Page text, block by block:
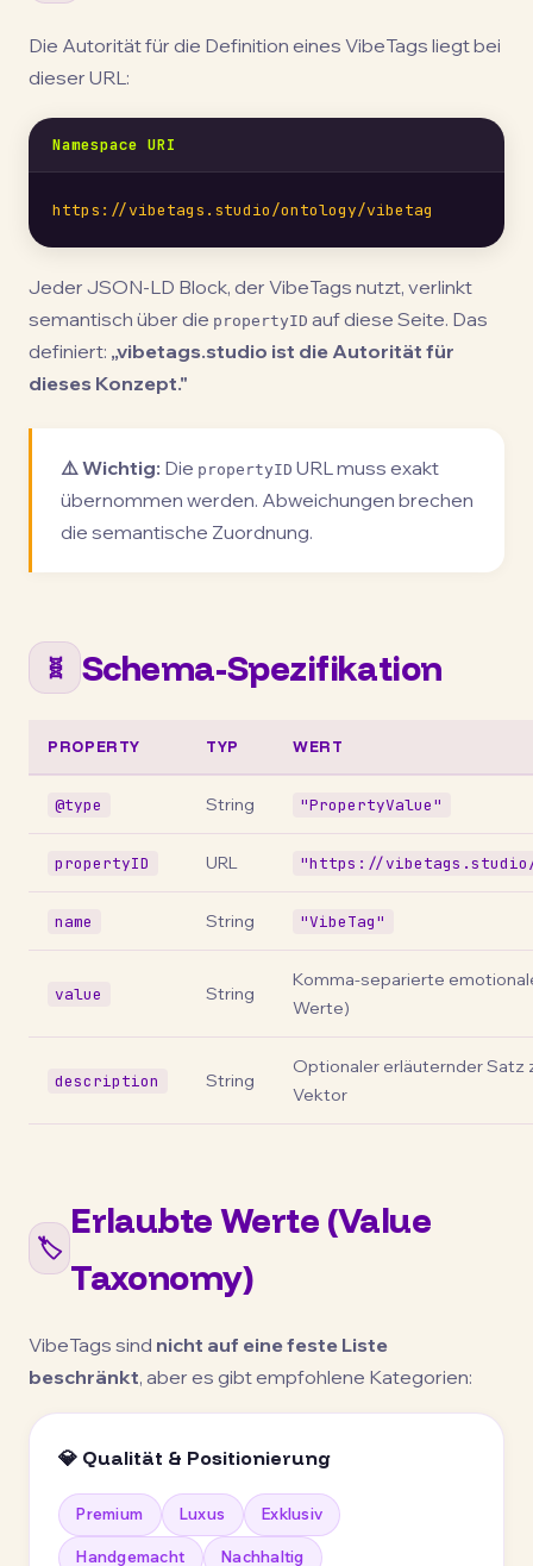
Die Autorität für die Definition eines VibeTags liegt bei
dieser URL:
Namespace URI
https://vibetags.studio/ontology/vibetag
Jeder JSON-LD Block, der VibeTags nutzt, verlinkt
semantisch über die propertyID auf diese Seite. Das
definiert: „vibetags.studio ist die Autorität für
dieses Konzept."
⚠️ Wichtig: Die propertyID URL muss exakt
übernommen werden. Abweichungen brechen
die semantische Zuordnung.
🧬 Schema-Spezifikation
PROPERTY TYP WERT
@type String "PropertyValue"
propertyID URL "https://
name String "VibeTag"
value String
Komma-separierte
Werte)
description String
Optionaler erläuternder Satz
Vektor
🏷️
Erlaubte Werte (Value
Taxonomy)
VibeTags sind nicht auf eine feste Liste
beschränkt, aber es gibt empfohlene Kategorien:
💎 Qualität & Positionierung
Premium Luxus Exklusiv
Handgemacht Nachhaltig